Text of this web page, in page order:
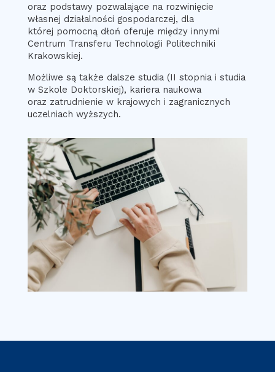
oraz podstawy pozwalające na rozwinięcie
własnej działalności gospodarczej, dla
której pomocną dłoń oferuje między innymi
Centrum Transferu Technologii Politechniki
Krakowskiej.
Możliwe są także dalsze studia (II stopnia i studia
w Szkole Doktorskiej), kariera naukowa
oraz zatrudnienie w krajowych i zagranicznych
uczelniach wyższych.